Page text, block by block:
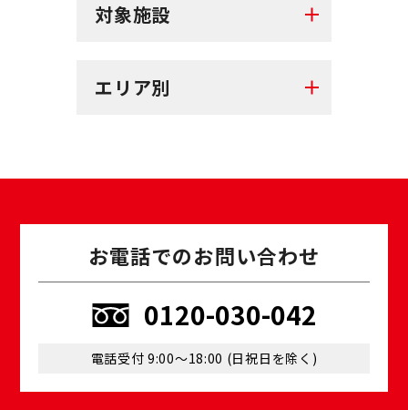
対象施設
エリア別
お電話でのお問い合わせ
0120-030-042
電話受付 9:00〜18:00 (⽇祝⽇を除く)